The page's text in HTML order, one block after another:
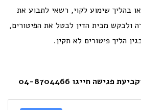
בהליך שימוע לקוי, רשאי לתבוע את
ולבקש מבית הדין לבטל את הפיטורים,
הליך פיטורים לא תקין.
חייגו 04-8704466